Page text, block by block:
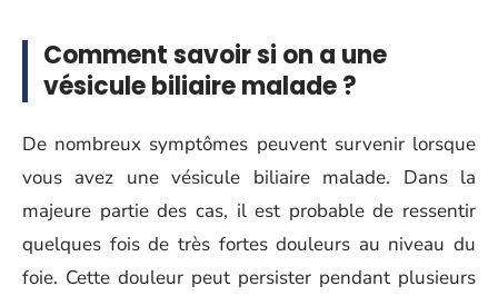
Comment savoir si on a une
vésicule biliaire malade ?
De nombreux symptômes peuvent survenir lorsque
vous avez une vésicule biliaire malade. Dans la
majeure partie des cas, il est probable de ressentir
quelques fois de très fortes douleurs au niveau du
foie. Cette douleur peut persister pendant plusieurs